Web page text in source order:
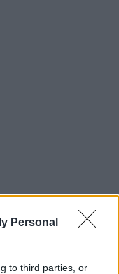
Personal
to third parties, or